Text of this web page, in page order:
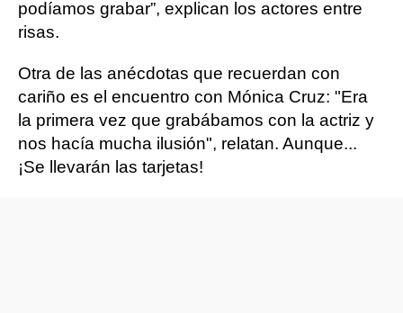
podíamos grabar”, explican los actores entre
risas.
Otra de las anécdotas que recuerdan con
cariño es el encuentro con Mónica Cruz: "Era
la primera vez que grabábamos con la actriz y
nos hacía mucha ilusión", relatan. Aunque...
¡Se llevarán las tarjetas!